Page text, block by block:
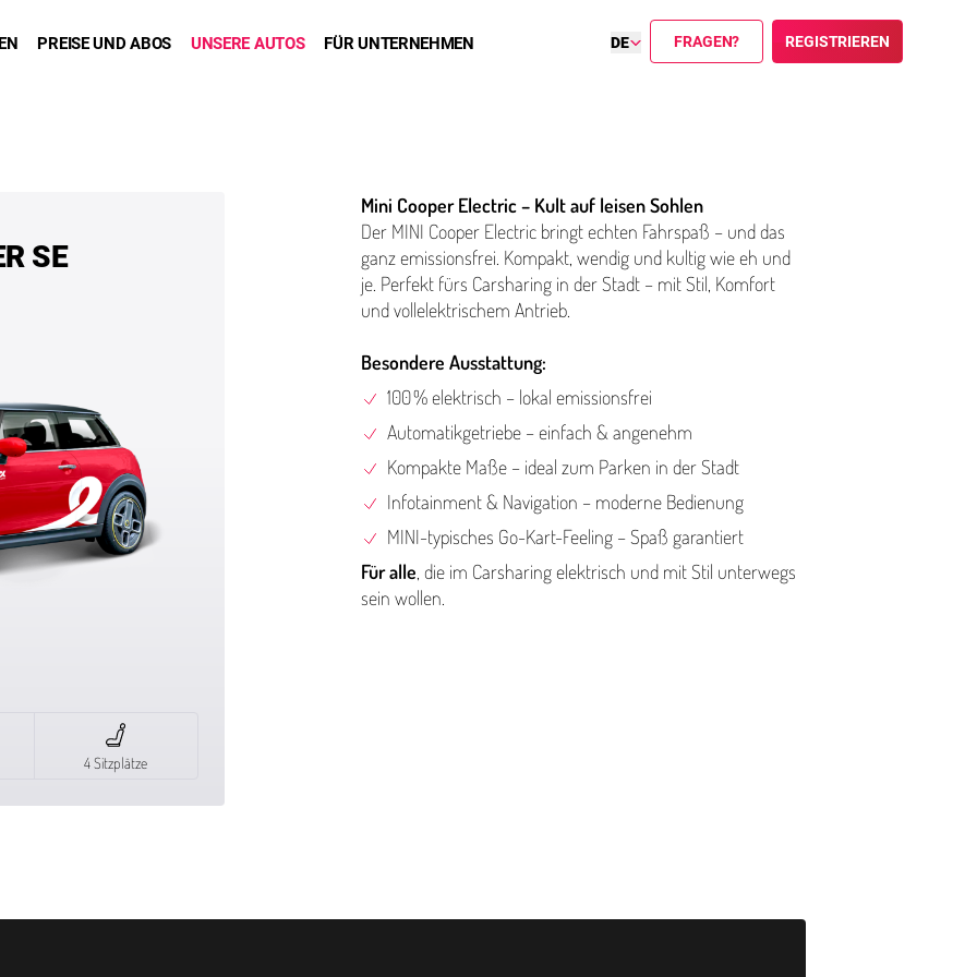
PREISE UND ABOS UNSERE AUTOS FÜR UNTERNEHMEN DE FRAGEN? REGISTRIEREN
SE
4 Sitzplätze
Mini Cooper Electric – Kult auf leisen Sohlen
Der MINI Cooper Electric bringt echten Fahrspaß – und das
ganz emis­sions­frei. Kompakt, wendig und kultig wie eh und
je. Perfekt fürs Carsharing in der Stadt – mit Stil, Komfort
und vollelektrischem Antrieb.
Besondere Ausstattung:
100 % elektrisch – lokal emissionsfrei
Automatikgetriebe – einfach & angenehm
Kompakte Maße – ideal zum Parken in der Stadt
Info­tain­ment & Navigation – moderne Bedienung
MINI-typisches Go-Kart-Feeling – Spaß garantiert
Für alle , die im Carsharing elektrisch und mit Stil unterwegs
sein wollen.